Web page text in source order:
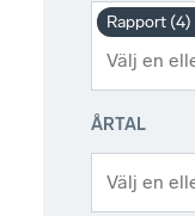
Rapport (4)
ÅRTAL